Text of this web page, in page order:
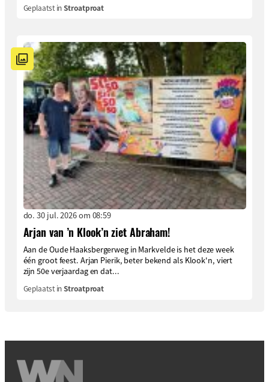
Geplaatst inStroatproat
do. 30 jul. 2026 om 08:59
Arjan van ’n Klook’n ziet Abraham!
Aan de Oude Haaksbergerweg in Markvelde is het deze week
één groot feest. Arjan Pierik, beter bekend als Klook'n, viert
zijn 50e verjaardag en dat...
Geplaatst inStroatproat